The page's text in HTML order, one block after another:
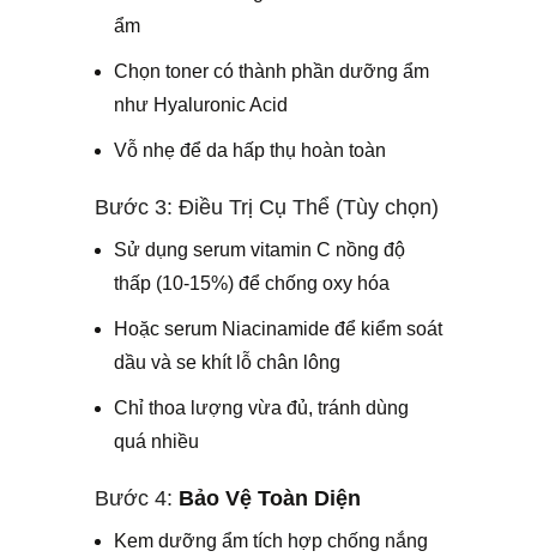
ẩm
Chọn toner có thành phần dưỡng ẩm
như Hyaluronic Acid
Vỗ nhẹ để da hấp thụ hoàn toàn
Bước 3: Điều Trị Cụ Thể (Tùy chọn)
Sử dụng serum vitamin C nồng độ
thấp (10-15%) để chống oxy hóa
Hoặc serum Niacinamide để kiểm soát
dầu và se khít lỗ chân lông
Chỉ thoa lượng vừa đủ, tránh dùng
quá nhiều
Bước 4: Bảo Vệ Toàn Diện
Kem dưỡng ẩm tích hợp chống nắng